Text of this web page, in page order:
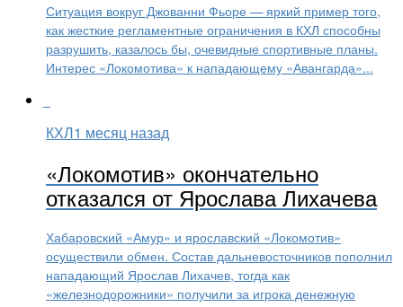
Ситуация вокруг Джованни Фьоре — яркий пример того,
как жесткие регламентные ограничения в КХЛ способны
разрушить, казалось бы, очевидные спортивные планы.
Интерес «Локомотива» к нападающему «Авангарда»...
КХЛ1 месяц назад
«Локомотив» окончательно
отказался от Ярослава Лихачева
Хабаровский «Амур» и ярославский «Локомотив»
осуществили обмен. Состав дальневосточников пополнил
нападающий Ярослав Лихачев, тогда как
«железнодорожники» получили за игрока денежную